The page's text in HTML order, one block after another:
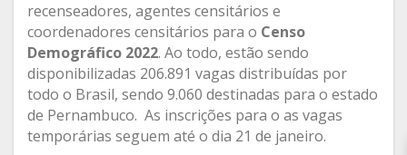
recenseadores, agentes censitários e
coordenadores censitários para o Censo
Demográfico 2022. Ao todo, estão sendo
disponibilizadas 206.891 vagas distribuídas por
todo o Brasil, sendo 9.060 destinadas para o estado
de Pernambuco. As inscrições para o as vagas
temporárias seguem até o dia 21 de janeiro.